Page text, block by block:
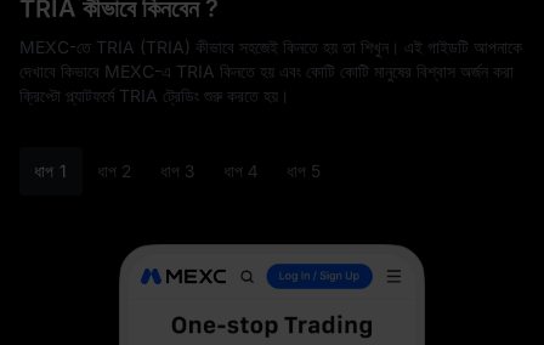
TRIA কীভাবে কিনবেন ?
MEXC-তে TRIA (TRIA) কীভাবে সহজেই কিনতে হয় তা শিখুন। এই গাইডটি আপনাকে
দেখাবে কিভাবে MEXC-এ TRIA কিনতে হয় এবং কোটি কোটি মানুষের বিশ্বাস অর্জন করা
ক্রিপ্টো প্ল্যাটফর্মে TRIA ট্রেডিং শুরু করতে হয়।
ধাপ 1 ধাপ 2 ধাপ 3 ধাপ 4 ধাপ 5